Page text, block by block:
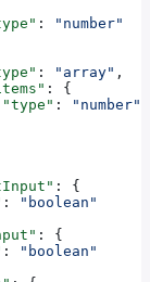
:
"number"
: "array" ,
: {
:
"number"
: {
:
"boolean"
: {
:
"boolean"